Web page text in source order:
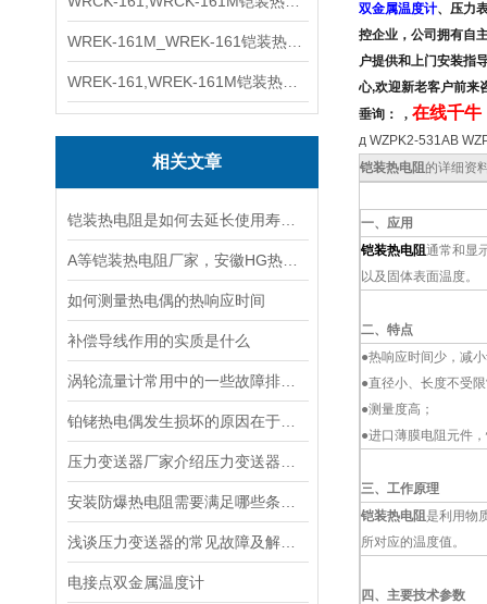
相关文章
如何测量热电偶的热响应时间
补偿导线作用的实质是什么
电接点双金属温度计
双金属温度计、压力
控企业，公司拥有自
户提供和上门安装指
心,欢迎新老客户前来
垂询： , 在线千牛
д WZPK2-531AB
铠装热电阻的详细资
一、应用
铠装热电阻通常和显
以及固体表面温度。
二、特点
●热响应时间少，减
●直径小、长度不受
●测量度高；
●进口薄膜电阻元件
三、工作原理
铠装热电阻是利用物
所对应的温度值。
四、主要技术参数